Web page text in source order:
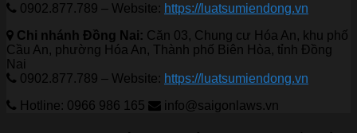
0902.877.789 – Website: https://luatsumiendong.vn
Chi nhánh Đồng Nai: Căn 03, Chung cư Hóa An, khu phố
Cầu An, phường Hóa An, Thành phố Biên Hòa, tỉnh Đồng
Nai
0902.877.789 – Website: https://luatsumiendong.vn
Hotline: 0966 986 165
info@saigonlaws.vn